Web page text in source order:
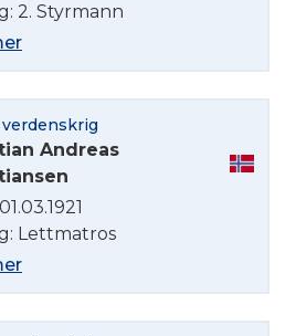
2. Styrmann
Andreas
Lettmatros